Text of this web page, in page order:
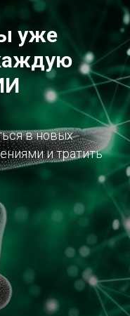
уже
в новых
и тратить